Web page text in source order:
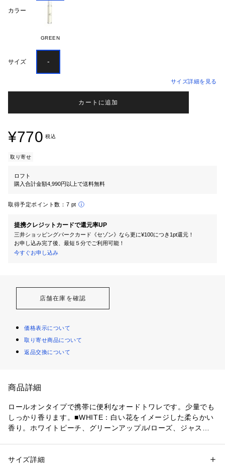
カラー
GREEN
サイズ -
サイズ詳細を見る
カートに追加
¥770 税込
取り寄せ
ロフト
購入合計金額4,990円以上で送料無料
取得予定ポイント数： 7 pt
提携クレジットカードで還元率UP
三井ショッピングパークカード《セゾン》なら更に¥100につき1pt還元！
お申し込み完了後、最短５分でご利用可能！
今すぐお申し込み
店舗在庫を確認
価格表示について
取り寄せ商品について
返品交換について
商品詳細
ロールオンタイプで携帯に便利なオードトワレです。少量でも
しっかり香ります。■WHITE：白い花をイメージした柔らかい
香り。ホワイトピーチ、グリーンアップル/ローズ、ジャスミ
ミン/サンダルウッド、アンバー、ムスク■GREEN：花々と柑
性別：レディース
サイズ詳細